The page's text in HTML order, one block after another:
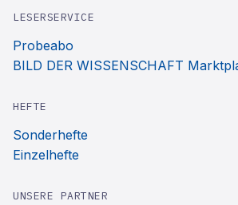
LESERSERVICE
Probeabo
BILD DER WISSENSCHAFT
HEFTE
Sonderhefte
Einzelhefte
UNSERE PARTNER